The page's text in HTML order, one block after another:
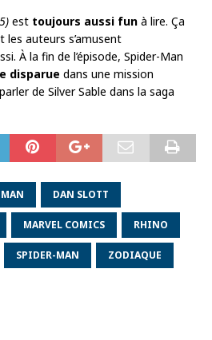
est toujours aussi fun à lire. Ça
les auteurs s’amusent
À la fin de l’épisode, Spider-Man
disparue dans une mission
de Silver Sable dans la saga
DAN SLOTT
MARVEL COMICS RHINO
SPIDER-MAN ZODIAQUE